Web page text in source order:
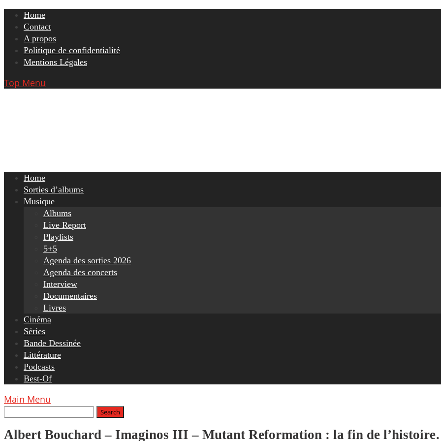
Skip
content
Home
Contact
A propos
Politique de confidentialité
Mentions Légales
Top Menu
Home
Sorties d’albums
Musique
Albums
Live Report
Playlists
5+5
Agenda des sorties 2026
Agenda des concerts
Interview
Documentaires
Livres
Cinéma
Séries
Bande Dessinée
Littérature
Podcasts
Best-Of
Main Menu
Albert Bouchard – Imaginos III – Mutant Reformation : la fin de